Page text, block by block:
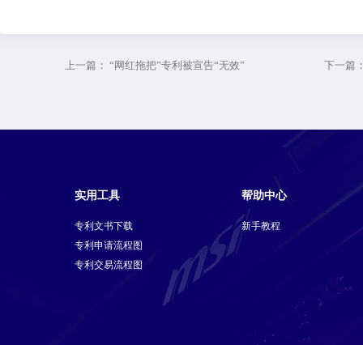
上一篇： “网红拖把”专利被宣告“无效” 下一篇
实用工具
专利文书下载
专利申请流程图
专利交易流程图
帮助中心
新手教程